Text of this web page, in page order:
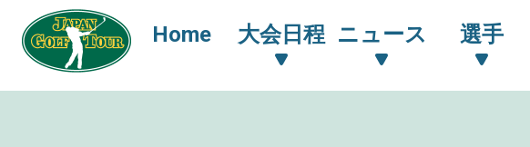
Home 大会日程 ニュース 選手